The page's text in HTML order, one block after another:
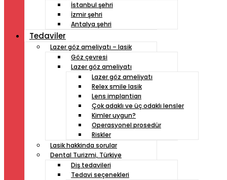
İstanbul şehri
İzmir şehri
Antalya şehri
Tedaviler
Lazer göz ameliyatı – lasik
Göz çevresi
Lazer göz ameliyatı
Lazer göz ameliyatı
Relex smile lasik
Lens implantiarı
Çok adaklı ve üç odaklı lensler
Kimler uygun?
Operasyonel prosedür
Riskler
Lasik hakkinda sorular
Dental Turizmi, Türkiye
Diş tedavileri
Tedavi seçenekleri